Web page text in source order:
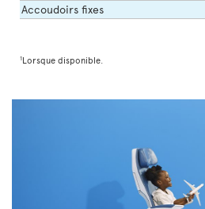
Accoudoirs fixes
1Lorsque disponible.